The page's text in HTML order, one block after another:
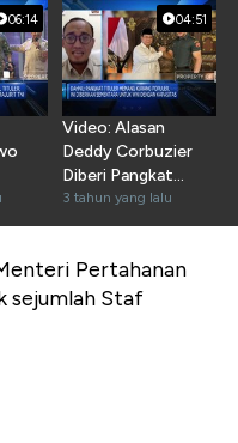
06:14 04:51
Video: Alasan
Deddy Corbuzier
Diberi Pangkat
Letkol Tituler
3 tahun yang lalu
Pertahanan
sejumlah Staf